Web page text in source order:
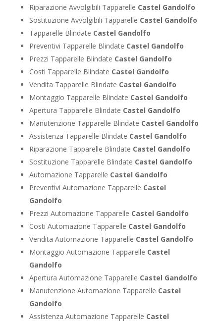
Riparazione Avvolgibili Tapparelle Castel Gandolfo
Sostituzione Avvolgibili Tapparelle Castel Gandolfo
Tapparelle Blindate Castel Gandolfo
Preventivi Tapparelle Blindate Castel Gandolfo
Prezzi Tapparelle Blindate Castel Gandolfo
Costi Tapparelle Blindate Castel Gandolfo
Vendita Tapparelle Blindate Castel Gandolfo
Montaggio Tapparelle Blindate Castel Gandolfo
Apertura Tapparelle Blindate Castel Gandolfo
Manutenzione Tapparelle Blindate Castel Gandolfo
Assistenza Tapparelle Blindate Castel Gandolfo
Riparazione Tapparelle Blindate Castel Gandolfo
Sostituzione Tapparelle Blindate Castel Gandolfo
Automazione Tapparelle Castel Gandolfo
Preventivi Automazione Tapparelle Castel
Gandolfo
Prezzi Automazione Tapparelle Castel Gandolfo
Costi Automazione Tapparelle Castel Gandolfo
Vendita Automazione Tapparelle Castel Gandolfo
Montaggio Automazione Tapparelle Castel
Gandolfo
Apertura Automazione Tapparelle Castel Gandolfo
Manutenzione Automazione Tapparelle Castel
Gandolfo
Assistenza Automazione Tapparelle Castel